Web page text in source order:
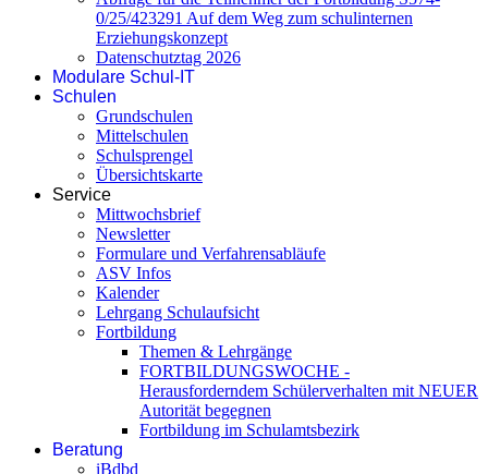
0/25/423291 Auf dem Weg zum schulinternen
Erziehungskonzept
Datenschutztag 2026
Modulare Schul-IT
Schulen
Grundschulen
Mittelschulen
Schulsprengel
Übersichtskarte
Service
Mittwochsbrief
Newsletter
Formulare und Verfahrensabläufe
ASV Infos
Kalender
Lehrgang Schulaufsicht
Fortbildung
Themen & Lehrgänge
FORTBILDUNGSWOCHE -
Herausforderndem Schülerverhalten mit NEUER
Autorität begegnen
Fortbildung im Schulamtsbezirk
Beratung
iBdbd